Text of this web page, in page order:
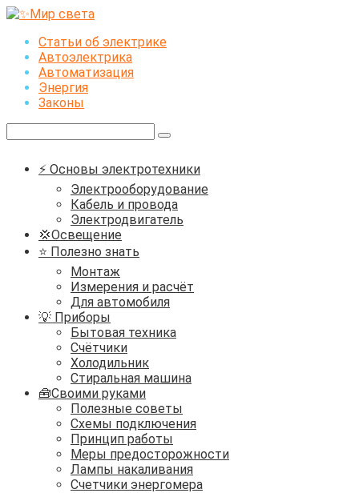
Перейти
контентуСтатьи об электрике
Автоэлектрика
Автоматизация
Энергия
Законы
⚡ Основы электротехники
Электрооборудование
Кабель и провода
Электродвигатель
💢Освещение
⭐ Полезно знать
Монтаж
Измерения и расчёт
Для автомобиля
💡 Приборы
Бытовая техника
Счётчики
Холодильник
Стиральная машина
🧰Своими руками
Полезные советы
Схемы подключения
Принцип работы
Меры предосторожности
Лампы накаливания
Счетчики энергомера